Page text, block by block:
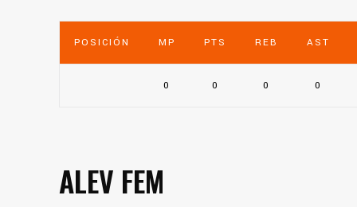
POSICIÓN MP PTS REB AST
0 0 0 0
ALEV FEM